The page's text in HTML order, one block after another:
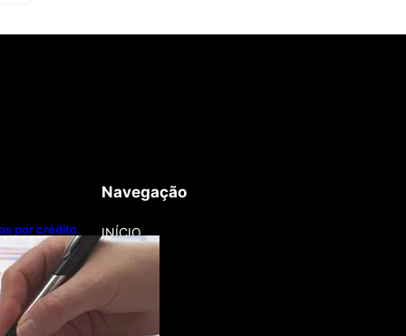
por crédito
Grosso lidera
Navegação
INÍCIO